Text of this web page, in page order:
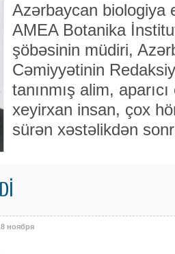
Azərbaycan biologiya
AMEA Botanika
şöbəsinin müdiri,
Cəmiyyətinin
tanınmış alim,
xeyirxan insan, çox
sürən xəstəlikdən
ноября